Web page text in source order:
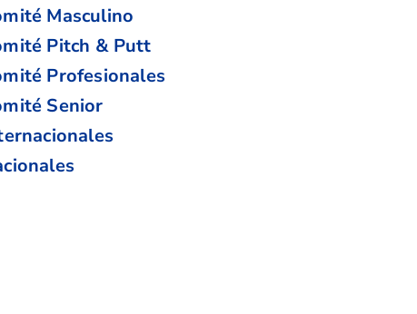
Masculino
Pitch & Putt
Profesionales
Senior